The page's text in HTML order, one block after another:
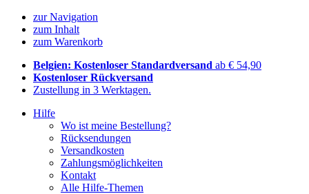
zur Navigation
zum Inhalt
zum Warenkorb
Belgien: Kostenloser Standardversand ab € 54,90
Kostenloser Rückversand
Zustellung in 3 Werktagen.
Hilfe
Wo ist meine Bestellung?
Rücksendungen
Versandkosten
Zahlungsmöglichkeiten
Kontakt
Alle Hilfe-Themen